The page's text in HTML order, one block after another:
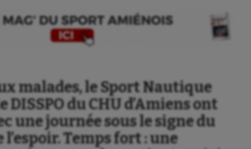
malades, le Sport Nautique
DISSPO du CHU d’Amiens ont
une journée sous le signe du
l’espoir. Temps fort : une